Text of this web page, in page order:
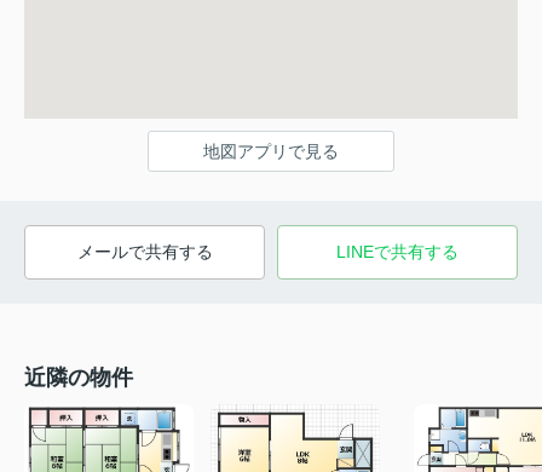
地図アプリで見る
メールで共有する LINEで共有する
近隣の物件